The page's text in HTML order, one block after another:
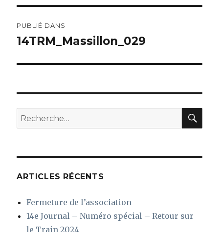
de
PUBLIÉ DANS
14TRM_Massillon_029
Recherche
pour
ARTICLES RÉCENTS
Fermeture de l’association
14e Journal – Numéro spécial – Retour sur
le Train 2024